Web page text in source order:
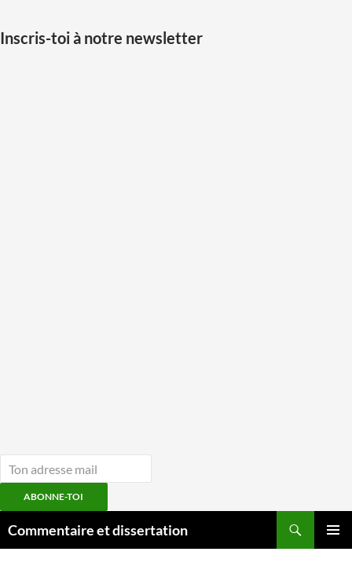
Inscris-toi à notre newsletter
ABONNE-TOI
auCommentaire et dissertation